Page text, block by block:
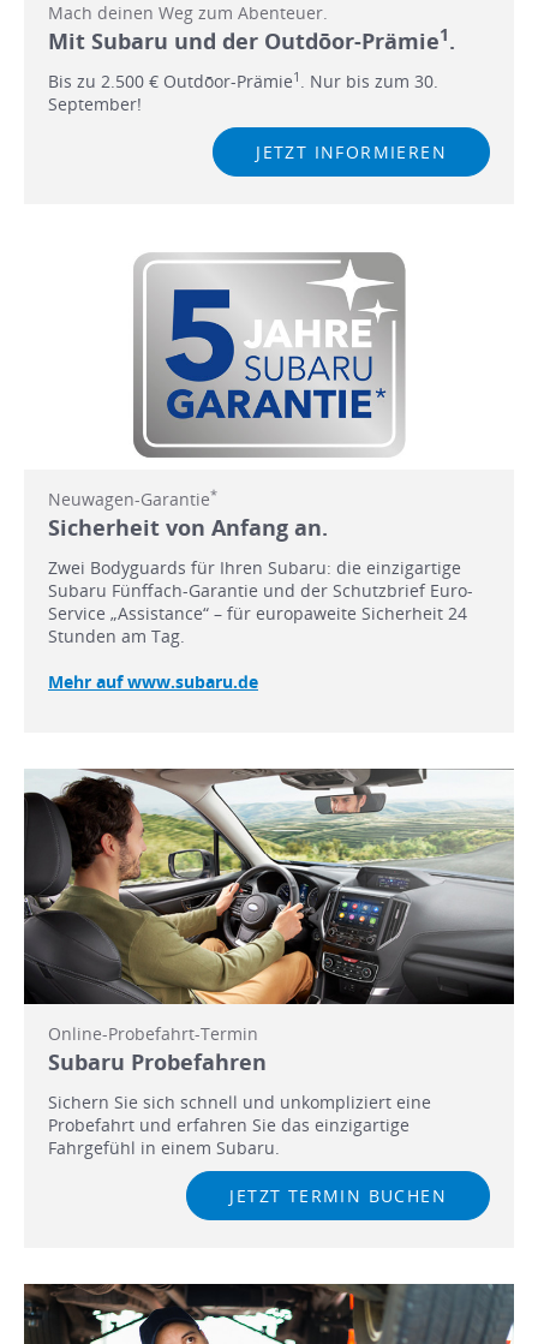
Mach deinen Weg zum Abenteuer.
Mit Subaru und der Outdōor-Prämie1.
Bis zu 2.500 € Outdōor-Prämie1 . Nur bis zum 30.
September!
JETZT INFORMIEREN
Neuwagen-Garantie*
Sicherheit von Anfang an.
Zwei Bodyguards für Ihren Subaru: die einzigartige
Subaru Fünffach-Garantie und der Schutzbrief Euro-
Service „Assistance“ – für europaweite Sicherheit 24
Stunden am Tag.
Mehr auf www.subaru.de
Online-Probefahrt-Termin
Subaru Probefahren
Sichern Sie sich schnell und unkompliziert eine
Probefahrt und erfahren Sie das einzigartige
Fahrgefühl in einem Subaru.
JETZT TERMIN BUCHEN